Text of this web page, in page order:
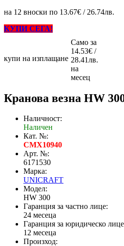
на 12 вноски по 13.67€ / 26.74лв.
КУПИ СЕГА!
купи на изплащане
Само за
14.53€ /
28.41лв.
на
месец
Кранова везна HW
Наличност:
Наличен
Кат. №:
CMX10940
Арт. №:
6171530
Марка:
UNICRAFT
Модел:
HW 300
Гаранция за частно лице:
24 месеца
Гаранция за юридическо
12 месеца
Произход: